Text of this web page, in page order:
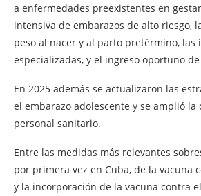
a enfermedades preexistentes en
intensiva de embarazos de alto riesgo,
peso al nacer y al parto pretérmino, las
especializadas, y el ingreso oportuno
En 2025 además se actualizaron las
el embarazo adolescente y se amplió la
personal sanitario.
Entre las medidas más relevantes
por primera vez en Cuba, de la vacuna
y la incorporación de la vacuna contra